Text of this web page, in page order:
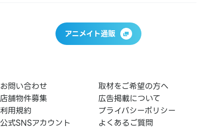
アニメイト通販
お問い合わせ
取材をご希望の方へ
店舗物件募集
広告掲載について
利用規約
プライバシーポリシー
公式SNSアカウント
よくあるご質問